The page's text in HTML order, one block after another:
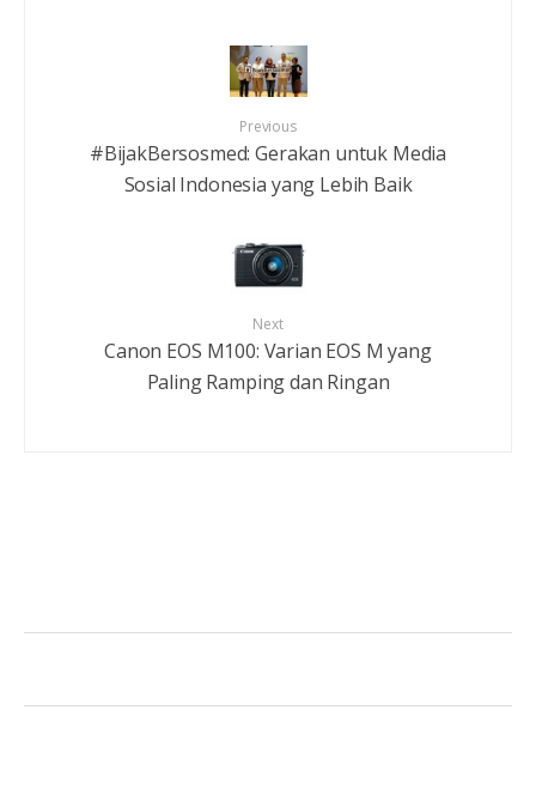
Previous
#BijakBersosmed: Gerakan untuk Media
Sosial Indonesia yang Lebih Baik
Next
Canon EOS M100: Varian EOS M yang
Paling Ramping dan Ringan